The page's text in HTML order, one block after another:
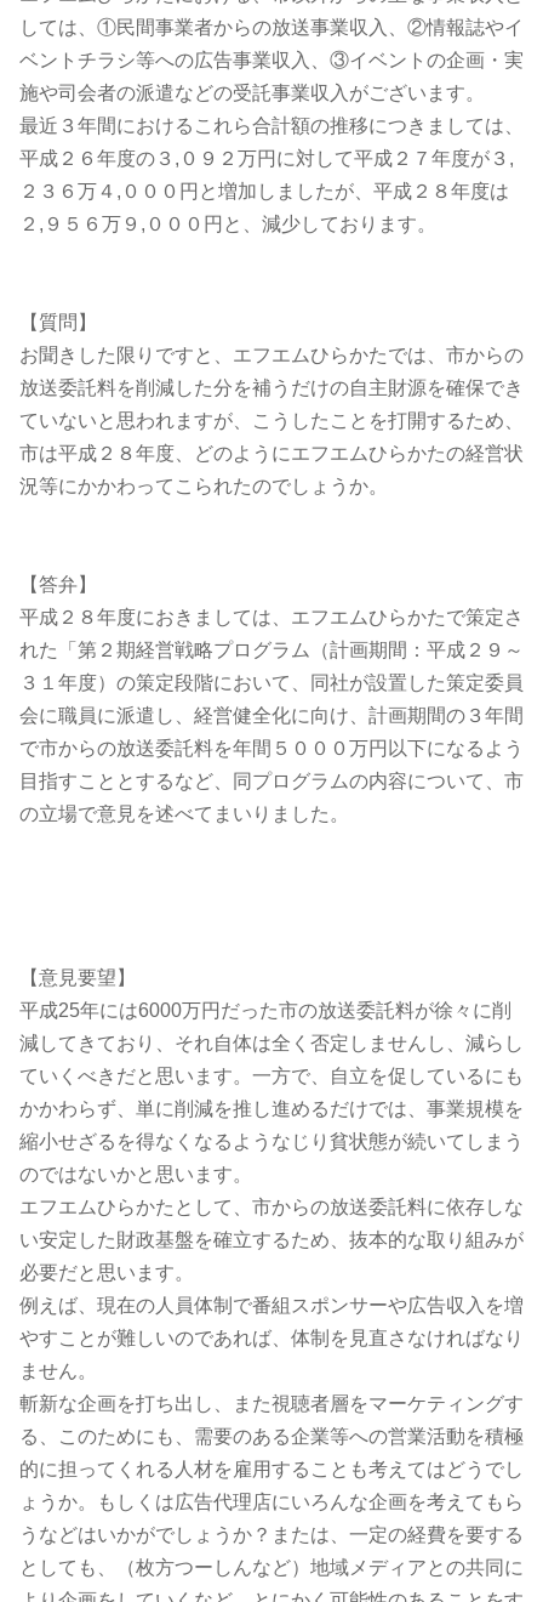
しては、①民間事業者からの放送事業収入、②情報誌やイ
ベントチラシ等への広告事業収入、③イベントの企画・実
施や司会者の派遣などの受託事業収入がございます。
最近３年間におけるこれら合計額の推移につきましては、
平成２６年度の３,０９２万円に対して平成２７年度が３,
２３６万４,０００円と増加しましたが、平成２８年度は
２,９５６万９,０００円と、減少しております。
【質問】
お聞きした限りですと、エフエムひらかたでは、市からの
放送委託料を削減した分を補うだけの自主財源を確保でき
ていないと思われますが、こうしたことを打開するため、
市は平成２８年度、どのようにエフエムひらかたの経営状
況等にかかわってこられたのでしょうか。
【答弁】
平成２８年度におきましては、エフエムひらかたで策定さ
れた「第２期経営戦略プログラム（計画期間：平成２９～
３１年度）の策定段階において、同社が設置した策定委員
会に職員に派遣し、経営健全化に向け、計画期間の３年間
で市からの放送委託料を年間５０００万円以下になるよう
目指すこととするなど、同プログラムの内容について、市
の立場で意見を述べてまいりました。
【意見要望】
平成25年には6000万円だった市の放送委託料が徐々に削
減してきており、それ自体は全く否定しませんし、減らし
ていくべきだと思います。一方で、自立を促しているにも
かかわらず、単に削減を推し進めるだけでは、事業規模を
縮小せざるを得なくなるようなじり貧状態が続いてしまう
のではないかと思います。
エフエムひらかたとして、市からの放送委託料に依存しな
い安定した財政基盤を確立するため、抜本的な取り組みが
必要だと思います。
例えば、現在の人員体制で番組スポンサーや広告収入を増
やすことが難しいのであれば、体制を見直さなければなり
ません。
斬新な企画を打ち出し、また視聴者層をマーケティングす
る、このためにも、需要のある企業等への営業活動を積極
的に担ってくれる人材を雇用することも考えてはどうでし
ょうか。もしくは広告代理店にいろんな企画を考えてもら
うなどはいかがでしょうか？または、一定の経費を要する
としても、（枚方つーしんなど）地域メディアとの共同に